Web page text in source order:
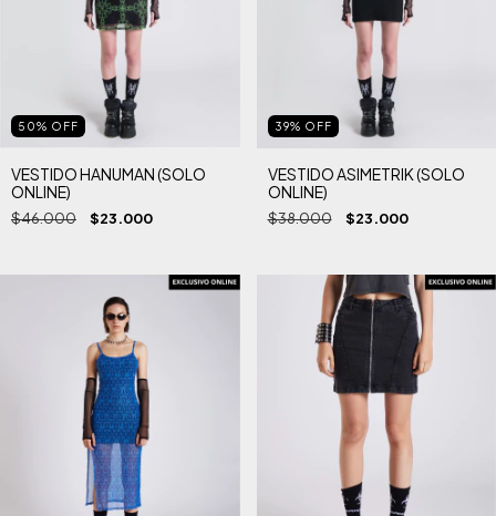
50% OFF
VESTIDO HANUMAN (SOLO
ONLINE)
$46.000 $23.000
39% OFF
VESTIDO ASIMETRIK (SOLO
ONLINE)
$38.000 $23.000